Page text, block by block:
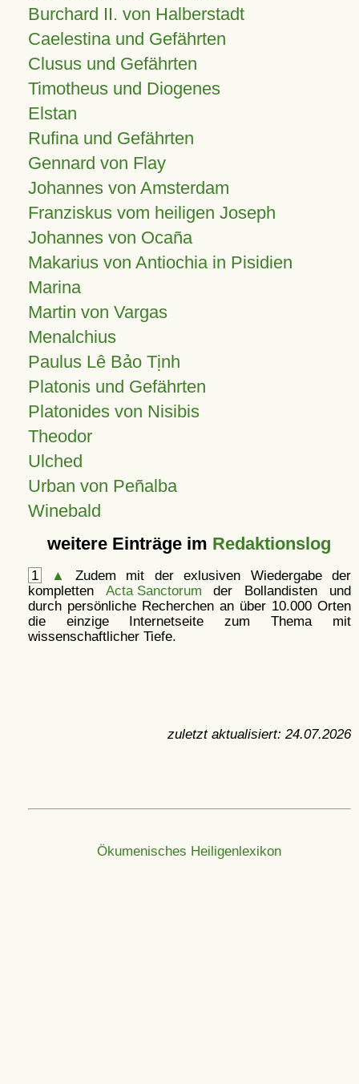
Burchard II. von Halberstadt
Caelestina und Gefährten
Clusus und Gefährten
Timotheus und Diogenes
Elstan
Rufina und Gefährten
Gennard von Flay
Johannes von Amsterdam
Franziskus vom heiligen Joseph
Johannes von Ocaña
Makarius von Antiochia in Pisidien
Marina
Martin von Vargas
Menalchius
Paulus Lê Bảo Tịnh
Platonis und Gefährten
Platonides von Nisibis
Theodor
Ulched
Urban von Peñalba
Winebald
weitere Einträge im Redaktionslog
1 ▲
Zudem mit der exlusiven Wiedergabe der
kompletten Acta Sanctorum der Bollandisten und
durch persönliche Recherchen an über 10.000 Orten
die einzige Internetseite zum Thema mit
wissenschaftlicher Tiefe.
zuletzt aktualisiert: 24.07.2026
Ökumenisches Heiligenlexikon